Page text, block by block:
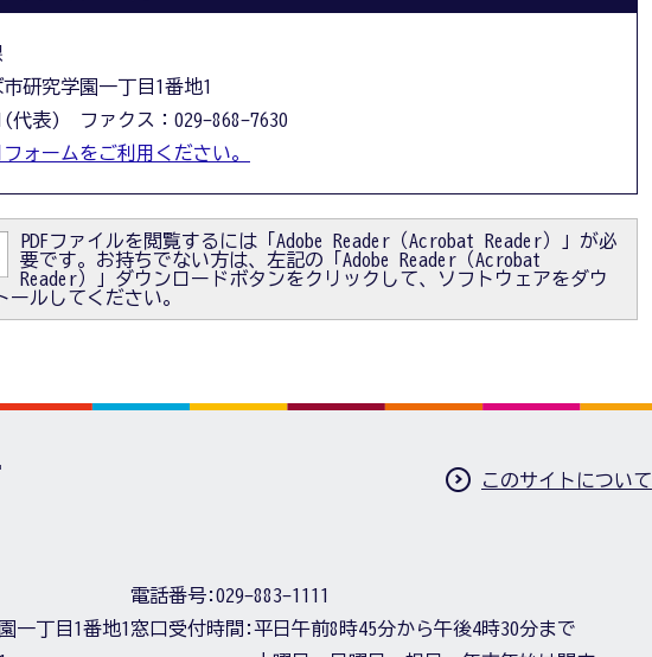
研究学園一丁目1番地1
代表) ファクス：029-868-7630
ォームをご利用ください。
PDFファイルを閲覧するには「Adobe Reader（Acrobat Reader）」が必
要です。お持ちでない方は、左記の「Adobe Reader（Acrobat
Reader）」ダウンロードボタンをクリックして、ソフトウェアをダウ
ールしてください。
このサイトについて
一丁目1番地1
電話番号:029-883-1111
窓口受付時間:平日午前8時45分から午後4時30分まで